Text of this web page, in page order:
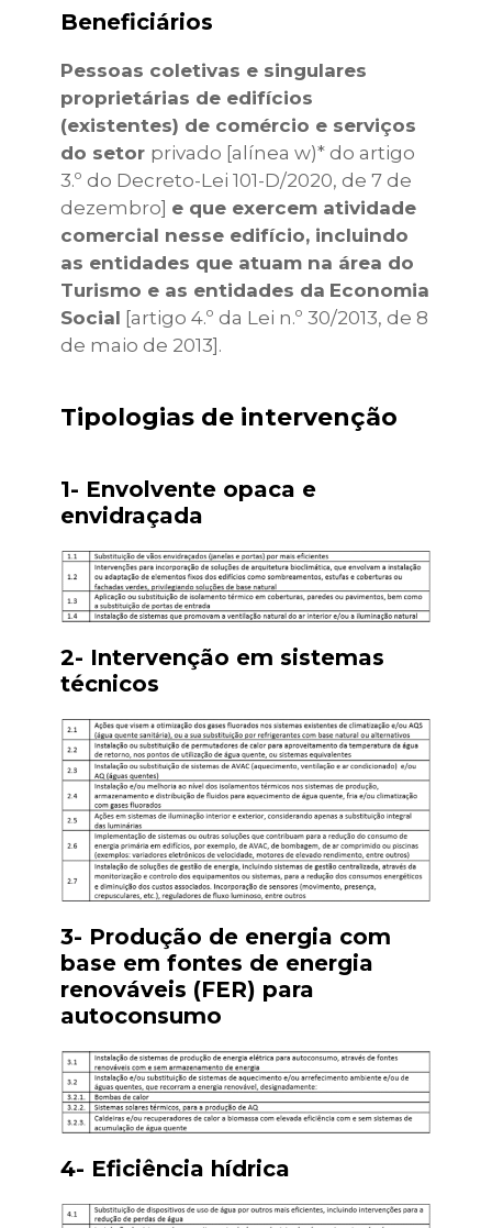
Beneficiários
Pessoas coletivas e singulares
proprietárias de edifícios
(existentes) de comércio e serviços
do setor privado [alínea w)* do artigo
3.º do Decreto-Lei 101-D/2020, de 7 de
dezembro] e que exercem atividade
comercial nesse edifício, incluindo
as entidades que atuam na área do
Turismo e as entidades da Economia
Social [artigo 4.º da Lei n.º 30/2013, de 8
de maio de 2013].
Tipologias de intervenção
1- Envolvente opaca e
envidraçada
2- Intervenção em sistemas
técnicos
3- Produção de energia com
base em fontes de energia
renováveis (FER) para
autoconsumo
4- Eficiência hídrica